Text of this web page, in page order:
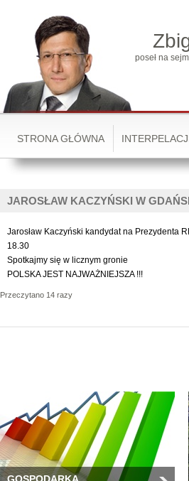
poseł na
STRONA GŁÓWNA
JAROSŁAW KACZYŃSKI W
Jarosław Kaczyński kandydat na Prezydenta
18.30
Spotkajmy się w licznym gronie
POLSKA JEST NAJWAŻNIEJSZA !!!
Przeczytano 14 razy